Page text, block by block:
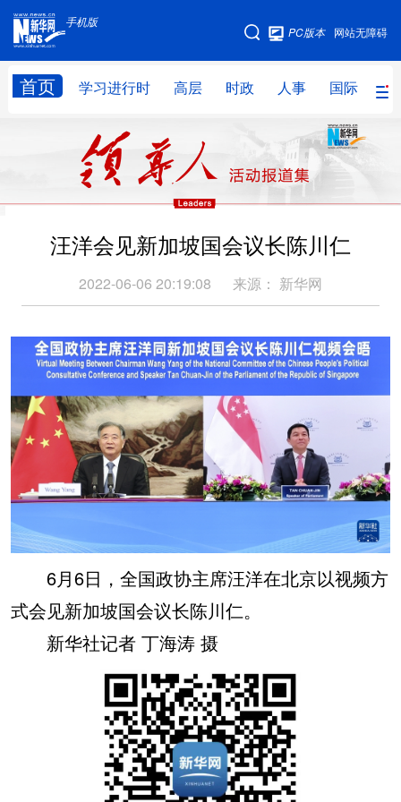
手机版
网站无障碍
PC版本
首页 学习进行时 高层 时政 人事 国际 财
手机版
网站地图
高层 人事
财经 网评
台湾 思客智库 全球连线 教育
科技 科创 量子 体育
书画 健康
法律 中央文件 金融 汽车
食品 人居 信息化 数字经济
学术中国 乡村振兴 银龄 溯源中国
旅游 能源 会展
公益 一带一路 亚太网 上市公司
文化产业
地方频道
天津 河北
吉林 上海
安徽 福建
汪洋会见新加坡国会议长陈川仁
2022-06-06 20:19:08 来源： 新华网
6月6日，全国政协主席汪洋在北京以视频方
式会见新加坡国会议长陈川仁。
新华社记者 丁海涛 摄